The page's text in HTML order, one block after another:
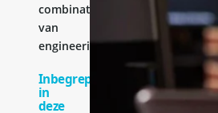
combinatie
van
engineeringervaring.
Inbegrepen
in
deze